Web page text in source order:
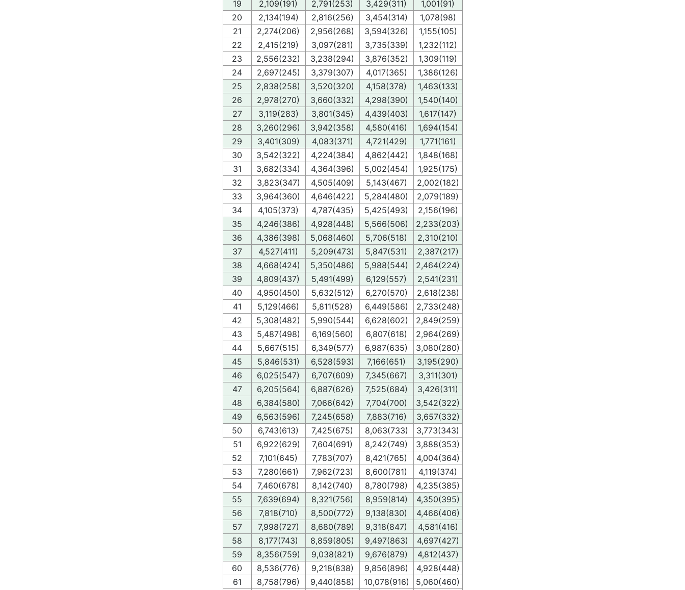
19
2,109(191) 2,791(253) 3,429(311)
1,001(91)
20
2,134(194) 2,816(256) 3,454(314)
1,078(98)
21
2,274(206) 2,956(268) 3,594(326)
1,155(105)
22
2,415(219) 3,097(281) 3,735(339)
1,232(112)
23
2,556(232) 3,238(294) 3,876(352)
1,309(119)
24
2,697(245) 3,379(307) 4,017(365)
1,386(126)
25
2,838(258) 3,520(320) 4,158(378)
1,463(133)
26
2,978(270) 3,660(332) 4,298(390)
1,540(140)
27
3,119(283) 3,801(345) 4,439(403)
1,617(147)
28
3,260(296) 3,942(358) 4,580(416)
1,694(154)
29
3,401(309) 4,083(371) 4,721(429)
1,771(161)
30
3,542(322) 4,224(384) 4,862(442)
1,848(168)
31
3,682(334) 4,364(396) 5,002(454)
1,925(175)
32
3,823(347) 4,505(409) 5,143(467)
2,002(182)
33
3,964(360) 4,646(422) 5,284(480)
2,079(189)
34
4,105(373) 4,787(435) 5,425(493)
2,156(196)
35
4,246(386) 4,928(448) 5,566(506)
2,233(203)
36
4,386(398) 5,068(460) 5,706(518)
2,310(210)
37
4,527(411) 5,209(473) 5,847(531)
2,387(217)
38
4,668(424) 5,350(486) 5,988(544)
2,464(224)
39
4,809(437) 5,491(499) 6,129(557)
2,541(231)
40
4,950(450) 5,632(512) 6,270(570)
2,618(238)
41
5,129(466) 5,811(528) 6,449(586)
2,733(248)
42
5,308(482) 5,990(544) 6,628(602)
2,849(259)
43
5,487(498) 6,169(560) 6,807(618)
2,964(269)
44
5,667(515) 6,349(577) 6,987(635)
3,080(280)
45
5,846(531) 6,528(593) 7,166(651)
3,195(290)
46
6,025(547) 6,707(609) 7,345(667)
3,311(301)
47
6,205(564) 6,887(626) 7,525(684)
3,426(311)
48
6,384(580) 7,066(642) 7,704(700)
3,542(322)
49
6,563(596) 7,245(658) 7,883(716)
3,657(332)
50
6,743(613) 7,425(675) 8,063(733)
3,773(343)
51
6,922(629) 7,604(691) 8,242(749)
3,888(353)
52
7,101(645) 7,783(707) 8,421(765)
4,004(364)
53
7,280(661) 7,962(723) 8,600(781)
4,119(374)
54
7,460(678) 8,142(740) 8,780(798)
4,235(385)
55
7,639(694) 8,321(756) 8,959(814)
4,350(395)
56
7,818(710) 8,500(772) 9,138(830)
4,466(406)
57
7,998(727) 8,680(789) 9,318(847)
4,581(416)
58
8,177(743) 8,859(805) 9,497(863)
4,697(427)
59
8,356(759) 9,038(821) 9,676(879)
4,812(437)
60
8,536(776) 9,218(838) 9,856(896)
4,928(448)
61
8,758(796) 9,440(858) 10,078(916)
5,060(460)